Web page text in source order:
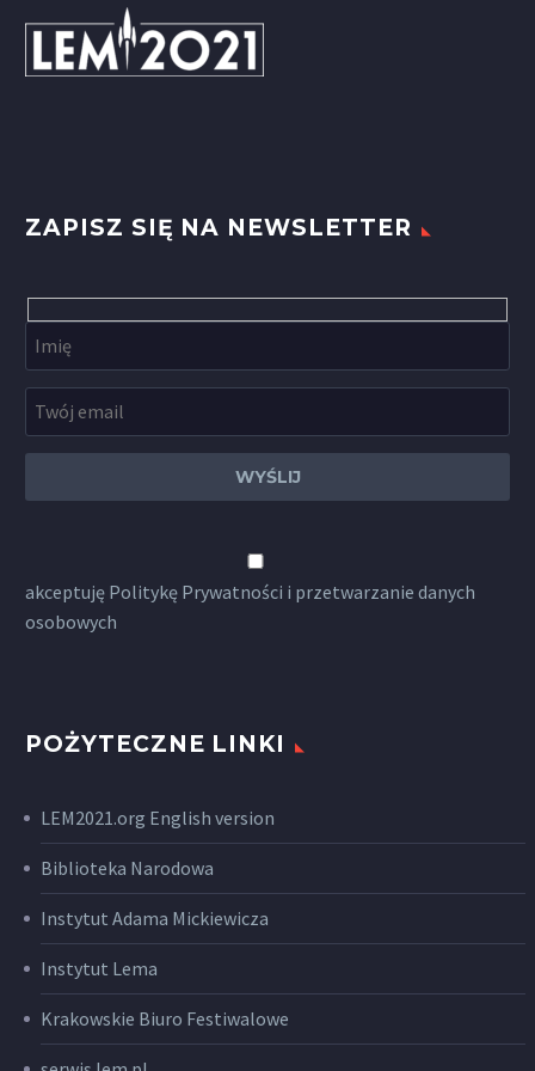
ZAPISZ SIĘ NA NEWSLETTER
akceptuję Politykę Prywatności i przetwarzanie danych
osobowych
POŻYTECZNE LINKI
LEM2021.org English version
Biblioteka Narodowa
Instytut Adama Mickiewicza
Instytut Lema
Krakowskie Biuro Festiwalowe